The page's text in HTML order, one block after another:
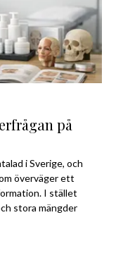
på
i Sverige, och
överväger ett
I stället
stora mängder